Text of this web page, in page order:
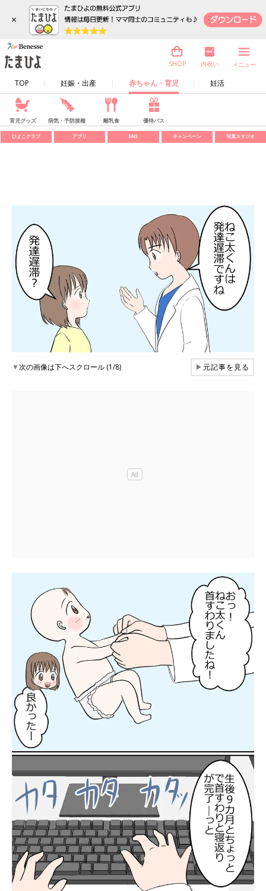
×
TOP 妊娠・出産 赤ちゃん・育児 妊活
SHOP 内祝い メニュー
育児グッズ 病気・予防接種 離乳食 優待パス
ひよこクラブ アプリ SNS キャンペーン 写真スタジオ
▼次の画像は下へスクロール (1/8) ▶元記事を見る